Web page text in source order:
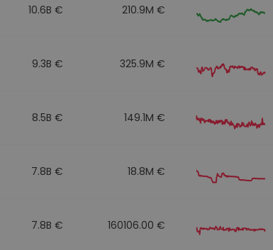
10.6B € 210.9M €
9.3B € 325.9M €
8.5B € 149.1M €
7.8B € 18.8M €
7.8B € 160106.00 €